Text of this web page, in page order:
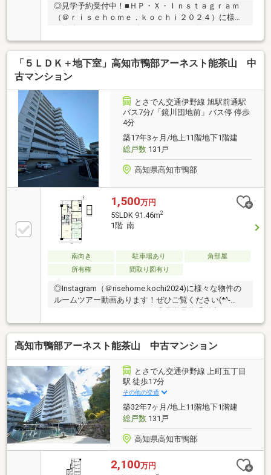
◎見学予約受付中！■ＨＰ・Ｘ・Ｉｎｓｔａｇｒａｍ
（＠ｒｉｓｅｈｏｍｅ．ｋｏｃｈｉ２０２４）に様々
^*)・鴨部わかば保育園徒歩5分、鴨田小学校徒歩9分と
お子様の通学も安心！・コープや業務用食品スーパ
ー、コンビニが徒歩圏内に揃う生活利便性の高い好立
地・前面に遮るものがなく陽当たり・通風・眺望とも
実・LDK13.5帖＋和室を開放すればより広々とした空
間に【周辺環境】・高知市立鴨田小学校 徒歩9分
（700ｍ）・高知市立西部中学校 徒歩1分（157ｍ）
「５ＬＤＫ＋地下室」高知市鴨部アーネスト能茶山 中
古マンション
とさでん交通伊野線 旭駅前通駅
バス7分/「鏡川団地前」バス停 停歩
4分
築17年3ヶ月/地上11階地下1階建
総戸数131戸
高知県高知市鴨部
1,500万円
5SLDK 91.46m2
1階 南
南向き 駐車場あり
角部屋
所有権
間取り図有り
◎Instagram（＠risehome.kochi2024)に様々な物件の
ルームツアー動画あります！ぜひご覧ください(*^-
ァミリーにおすすめ5LDKS・地下室つき・駐車場空き
有【周辺環境】・高知市立鴨田小学校 徒歩9分（約
640ｍ）・高知市立西部中学校 徒歩9分（約690ｍ）
高知市鴨部アーネスト能茶山 中古マンション
とさでん交通伊野線 上町五丁目
駅 徒歩17分
その他の交通
築32年7ヶ月/地上11階地下1階建
総戸数131戸
高知県高知市鴨部
2,100万円